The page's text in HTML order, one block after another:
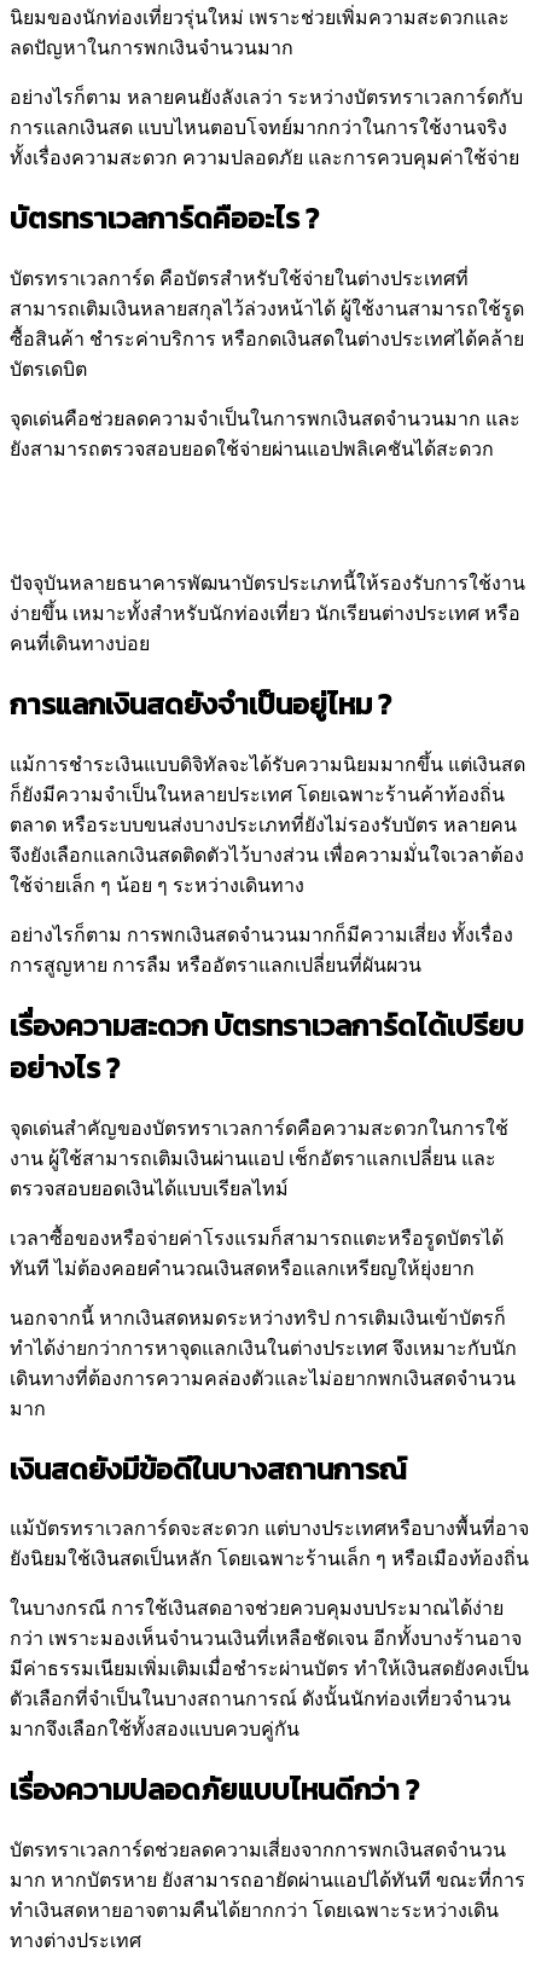
นิยมของนักท่องเที่ยวรุ่นใหม่ เพราะช่วยเพิ่มความสะดวกและ
ลดปัญหาในการพกเงินจำนวนมาก
อย่างไรก็ตาม หลายคนยังลังเลว่า ระหว่างบัตรทราเวลการ์ดกับ
การแลกเงินสด แบบไหนตอบโจทย์มากกว่าในการใช้งานจริง
ทั้งเรื่องความสะดวก ความปลอดภัย และการควบคุมค่าใช้จ่าย
บัตรทราเวลการ์ดคืออะไร ?
บัตรทราเวลการ์ด คือบัตรสำหรับใช้จ่ายในต่างประเทศที่
สามารถเติมเงินหลายสกุลไว้ล่วงหน้าได้ ผู้ใช้งานสามารถใช้รูด
ซื้อสินค้า ชำระค่าบริการ หรือกดเงินสดในต่างประเทศได้คล้าย
บัตรเดบิต
จุดเด่นคือช่วยลดความจำเป็นในการพกเงินสดจำนวนมาก และ
ยังสามารถตรวจสอบยอดใช้จ่ายผ่านแอปพลิเคชันได้สะดวก
ปัจจุบันหลายธนาคารพัฒนาบัตรประเภทนี้ให้รองรับการใช้งาน
ง่ายขึ้น เหมาะทั้งสำหรับนักท่องเที่ยว นักเรียนต่างประเทศ หรือ
คนที่เดินทางบ่อย
การแลกเงินสดยังจำเป็นอยู่ไหม ?
แม้การชำระเงินแบบดิจิทัลจะได้รับความนิยมมากขึ้น แต่เงินสด
ก็ยังมีความจำเป็นในหลายประเทศ โดยเฉพาะร้านค้าท้องถิ่น
ตลาด หรือระบบขนส่งบางประเภทที่ยังไม่รองรับบัตร หลายคน
จึงยังเลือกแลกเงินสดติดตัวไว้บางส่วน เพื่อความมั่นใจเวลาต้อง
ใช้จ่ายเล็ก ๆ น้อย ๆ ระหว่างเดินทาง
อย่างไรก็ตาม การพกเงินสดจำนวนมากก็มีความเสี่ยง ทั้งเรื่อง
การสูญหาย การลืม หรืออัตราแลกเปลี่ยนที่ผันผวน
เรื่องความสะดวก บัตรทราเวลการ์ดได้เปรียบ
อย่างไร ?
จุดเด่นสำคัญของบัตรทราเวลการ์ดคือความสะดวกในการใช้
งาน ผู้ใช้สามารถเติมเงินผ่านแอป เช็กอัตราแลกเปลี่ยน และ
ตรวจสอบยอดเงินได้แบบเรียลไทม์
เวลาซื้อของหรือจ่ายค่าโรงแรมก็สามารถแตะหรือรูดบัตรได้
ทันที ไม่ต้องคอยคำนวณเงินสดหรือแลกเหรียญให้ยุ่งยาก
นอกจากนี้ หากเงินสดหมดระหว่างทริป การเติมเงินเข้าบัตรก็
ทำได้ง่ายกว่าการหาจุดแลกเงินในต่างประเทศ จึงเหมาะกับนัก
เดินทางที่ต้องการความคล่องตัวและไม่อยากพกเงินสดจำนวน
มาก
เงินสดยังมีข้อดีในบางสถานการณ์
แม้บัตรทราเวลการ์ดจะสะดวก แต่บางประเทศหรือบางพื้นที่อาจ
ยังนิยมใช้เงินสดเป็นหลัก โดยเฉพาะร้านเล็ก ๆ หรือเมืองท้องถิ่น
ในบางกรณี การใช้เงินสดอาจช่วยควบคุมงบประมาณได้ง่าย
กว่า เพราะมองเห็นจำนวนเงินที่เหลือชัดเจน อีกทั้งบางร้านอาจ
มีค่าธรรมเนียมเพิ่มเติมเมื่อชำระผ่านบัตร ทำให้เงินสดยังคงเป็น
ตัวเลือกที่จำเป็นในบางสถานการณ์ ดังนั้นนักท่องเที่ยวจำนวน
มากจึงเลือกใช้ทั้งสองแบบควบคู่กัน
เรื่องความปลอดภัยแบบไหนดีกว่า ?
บัตรทราเวลการ์ดช่วยลดความเสี่ยงจากการพกเงินสดจำนวน
มาก หากบัตรหาย ยังสามารถอายัดผ่านแอปได้ทันที ขณะที่การ
ทำเงินสดหายอาจตามคืนได้ยากกว่า โดยเฉพาะระหว่างเดิน
ทางต่างประเทศ